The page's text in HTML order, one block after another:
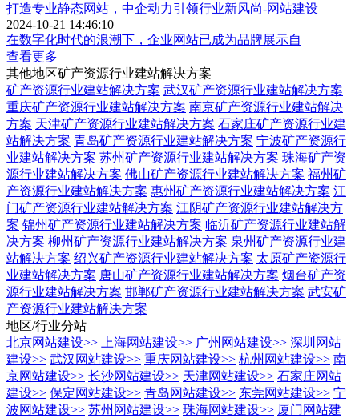
打造专业静态网站，中企动力引领行业新风尚-网站建设
2024-10-21 14:46:10
在数字化时代的浪潮下，企业网站已成为品牌展示自
查看更多
其他地区矿产资源行业建站解决方案
矿产资源行业建站解决方案 武汉矿产资源行业建站解决方案
重庆矿产资源行业建站解决方案 南京矿产资源行业建站解决
方案 天津矿产资源行业建站解决方案 石家庄矿产资源行业建
站解决方案 青岛矿产资源行业建站解决方案 宁波矿产资源行
业建站解决方案 苏州矿产资源行业建站解决方案 珠海矿产资
源行业建站解决方案 佛山矿产资源行业建站解决方案 福州矿
产资源行业建站解决方案 惠州矿产资源行业建站解决方案 江
门矿产资源行业建站解决方案 江阴矿产资源行业建站解决方
案 锦州矿产资源行业建站解决方案 临沂矿产资源行业建站解
决方案 柳州矿产资源行业建站解决方案 泉州矿产资源行业建
站解决方案 绍兴矿产资源行业建站解决方案 太原矿产资源行
业建站解决方案 唐山矿产资源行业建站解决方案 烟台矿产资
源行业建站解决方案 邯郸矿产资源行业建站解决方案 武安矿
产资源行业建站解决方案
地区/行业分站
北京网站建设>> 上海网站建设>> 广州网站建设>> 深圳网站
建设>> 武汉网站建设>> 重庆网站建设>> 杭州网站建设>> 南
京网站建设>> 长沙网站建设>> 天津网站建设>> 石家庄网站
建设>> 保定网站建设>> 青岛网站建设>> 东莞网站建设>> 宁
波网站建设>> 苏州网站建设>> 珠海网站建设>> 厦门网站建